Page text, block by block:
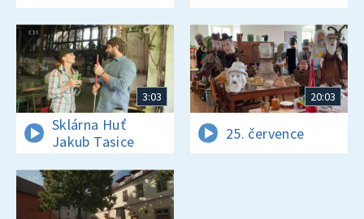
3:03
Sklárna Huť
Jakub Tasice
20:03
25. července